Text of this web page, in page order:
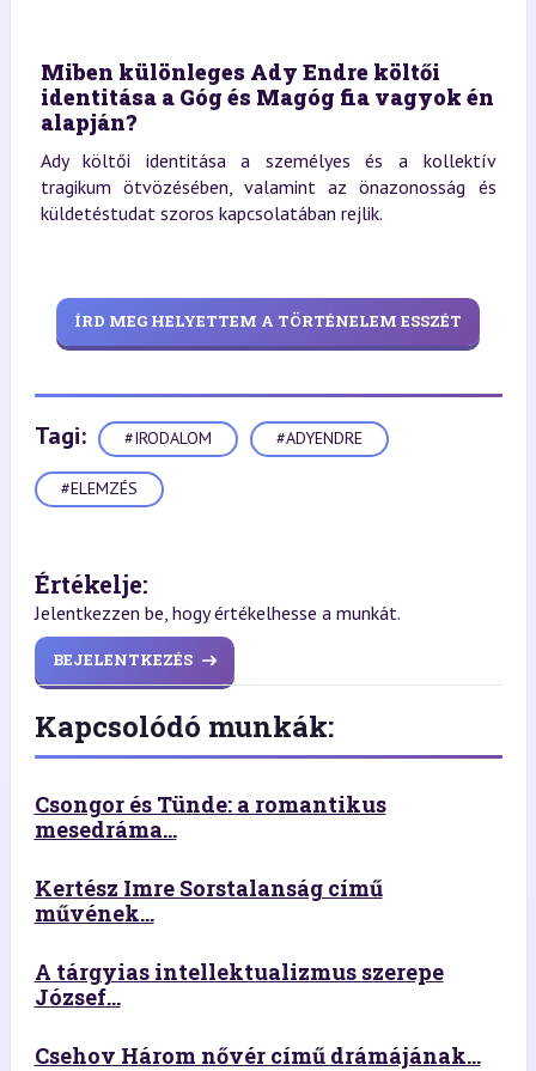
Miben különleges Ady Endre költői
identitása a Góg és Magóg fia vagyok én
alapján?
Ady költői identitása a személyes és a kollektív
tragikum ötvözésében, valamint az önazonosság és
küldetéstudat szoros kapcsolatában rejlik.
ÍRD MEG HELYETTEM A TÖRTÉNELEM ESSZÉT
Tagi: #IRODALOM #ADYENDRE
#ELEMZÉS
Értékelje:
Jelentkezzen be, hogy értékelhesse a munkát.
BEJELENTKEZÉS
Kapcsolódó munkák:
Csongor és Tünde: a romantikus
mesedráma...
Kertész Imre Sorstalanság című
művének...
A tárgyias intellektualizmus szerepe
József...
Csehov Három nővér című drámájának...